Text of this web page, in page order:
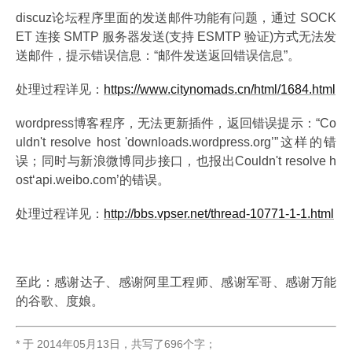
discuz论坛程序里面的发送邮件功能有问题，通过 SOCK
ET 连接 SMTP 服务器发送(支持 ESMTP 验证)方式无法发
送邮件，提示错误信息：“邮件发送返回错误信息”。
处理过程详见： https://www.citynomads.cn/html/1684.html
wordpress博客程序，无法更新插件，返回错误提示：“Co
uldn't resolve host 'downloads.wordpress.org’”这样的错
误；同时与新浪微博同步接口，也报出Couldn't resolve h
ost‘api.weibo.com’的错误。
处理过程详见： http://bbs.vpser.net/thread-10771-1-1.html
至此：感谢达子、感谢阿里工程师、感谢军哥、感谢万能
的谷歌、度娘。
* 于 2014年05月13日 ， 共写了696个字 ；